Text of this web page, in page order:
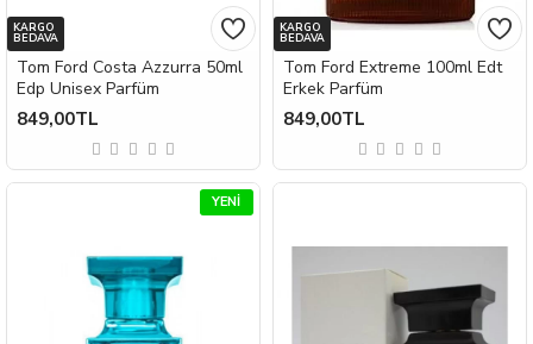
KARGO
BEDAVA
Tom Ford Costa Azzurra 50ml
Edp Unisex Parfüm
849,00TL
KARGO
BEDAVA
Tom Ford Extreme 100ml Edt
Erkek Parfüm
849,00TL
YENI